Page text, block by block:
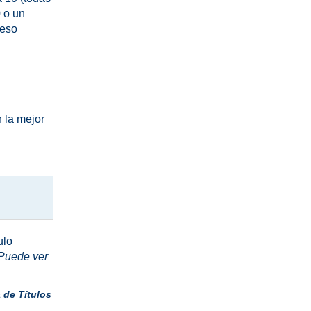
o un
la mejor
ver
de Títulos